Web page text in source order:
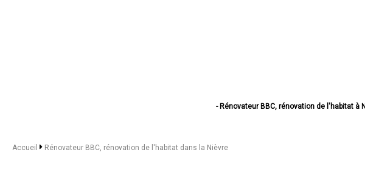
- Rénovateur BBC, rénovation de l'habitat à
- Rénovateur BBC, rénovation de l'habitat à La
Accueil Rénovateur BBC, rénovation de l'habitat dans la Nièvre